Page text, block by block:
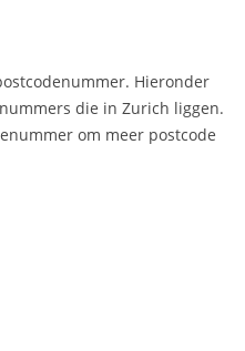
Hieronder
die in Zurich liggen.
om meer postcode